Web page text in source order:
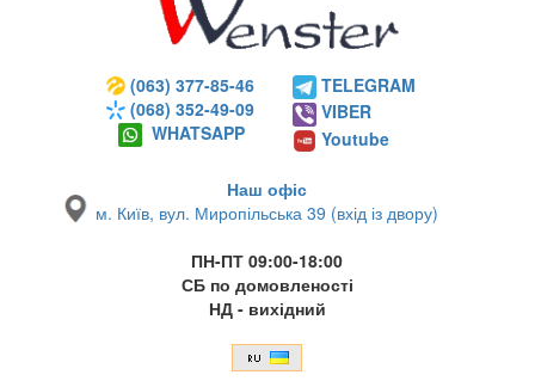
(063) 377-85-46
(068) 352-49-09
WHATSAPP
TELEGRAM
VIBER
Youtube
Наш офіс
м. Київ, вул. Миропільська 39 (вхід із двору)
ПН-ПТ 09:00-18:00
СБ по домовленості
НД - вихідний